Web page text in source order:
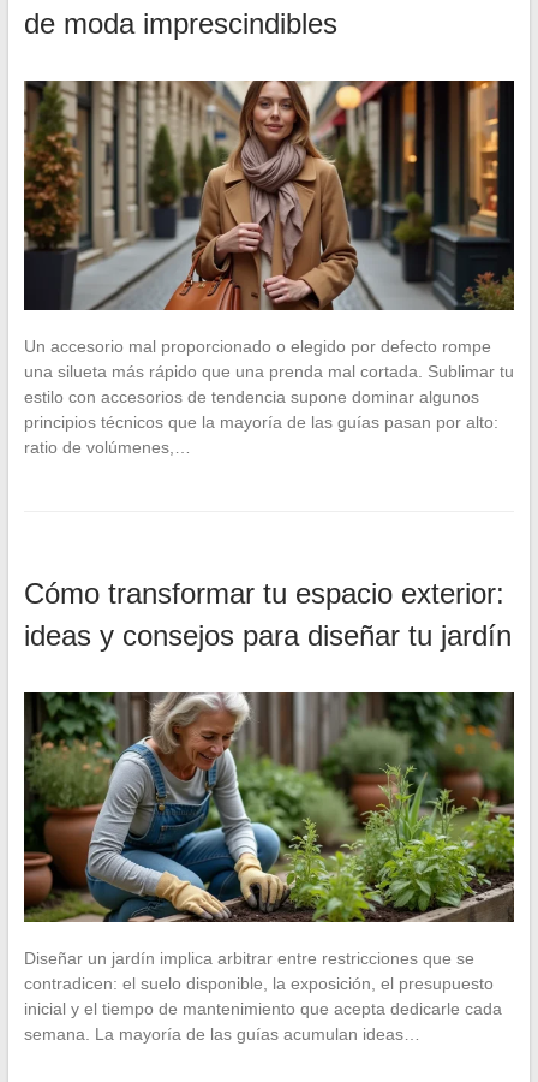
de moda imprescindibles
Un accesorio mal proporcionado o elegido por defecto rompe
una silueta más rápido que una prenda mal cortada. Sublimar tu
estilo con accesorios de tendencia supone dominar algunos
principios técnicos que la mayoría de las guías pasan por alto:
ratio de volúmenes,…
Cómo transformar tu espacio exterior:
ideas y consejos para diseñar tu jardín
Diseñar un jardín implica arbitrar entre restricciones que se
contradicen: el suelo disponible, la exposición, el presupuesto
inicial y el tiempo de mantenimiento que acepta dedicarle cada
semana. La mayoría de las guías acumulan ideas…